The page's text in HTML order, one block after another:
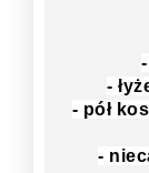
-
- pół
-